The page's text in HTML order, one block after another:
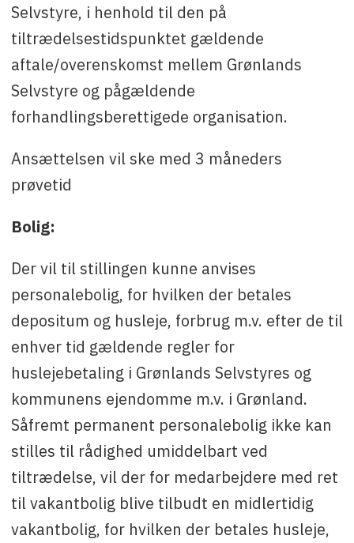
Selvstyre, i henhold til den på
tiltrædelsestidspunktet gældende
aftale/overenskomst mellem Grønlands
Selvstyre og pågældende
forhandlingsberettigede organisation.
Ansættelsen vil ske med 3 måneders
prøvetid
Bolig:
Der vil til stillingen kunne anvises
personalebolig, for hvilken der betales
depositum og husleje, forbrug m.v. efter de til
enhver tid gældende regler for
huslejebetaling i Grønlands Selvstyres og
kommunens ejendomme m.v. i Grønland.
Såfremt permanent personalebolig ikke kan
stilles til rådighed umiddelbart ved
tiltrædelse, vil der for medarbejdere med ret
til vakantbolig blive tilbudt en midlertidig
vakantbolig, for hvilken der betales husleje,